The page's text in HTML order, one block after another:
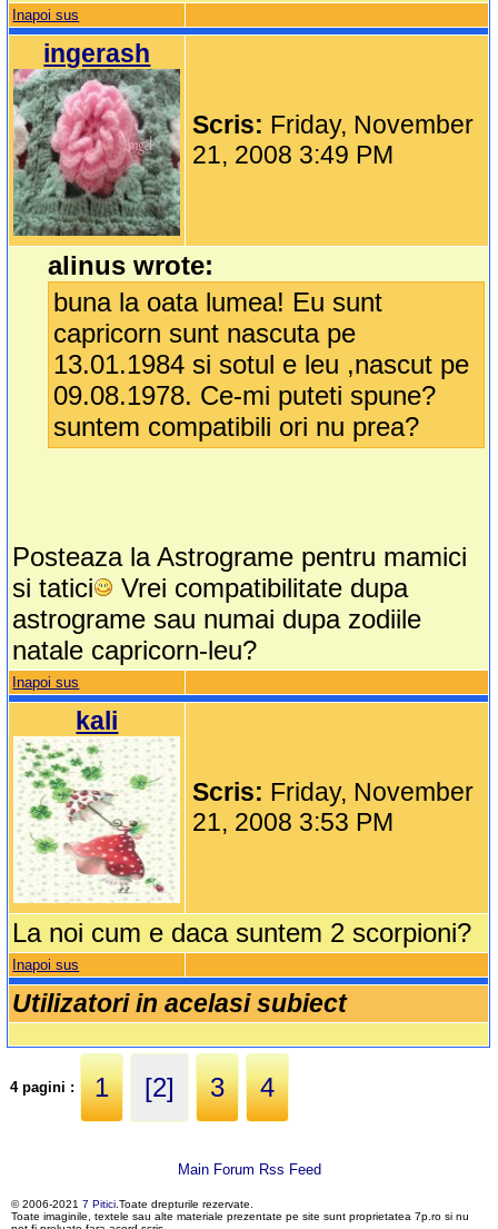
Inapoi sus
ingerash
Scris: Friday, November
21, 2008 3:49 PM
alinus wrote:
buna la oata lumea! Eu sunt
capricorn sunt nascuta pe
13.01.1984 si sotul e leu ,nascut pe
09.08.1978. Ce-mi puteti spune?
suntem compatibili ori nu prea?
Posteaza la Astrograme pentru mamici
si tatici
Vrei compatibilitate dupa
astrograme sau numai dupa zodiile
natale capricorn-leu?
Inapoi sus
kali
Scris: Friday, November
21, 2008 3:53 PM
La noi cum e daca suntem 2 scorpioni?
Inapoi sus
Utilizatori in acelasi subiect
4 pagini : 1 [2] 3 4
Main Forum Rss Feed
© 2006-2021 7 Pitici.Toate drepturile rezervate.
Toate imaginile, textele sau alte materiale prezentate pe site sunt proprietatea 7p.ro si nu